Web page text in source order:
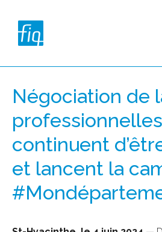
Négociation de
continuent
et lancent la